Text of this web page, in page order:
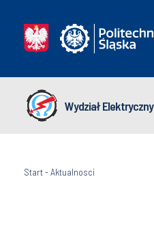
Wydział Elektryczny
Start-Aktualnosci